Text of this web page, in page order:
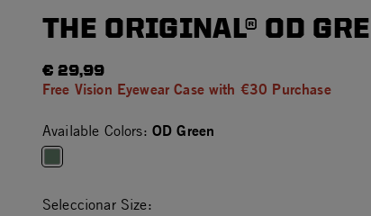
THE ORIGINAL® OD
€ 29,99
Free Vision Eyewear Case with €30 Purchase
Available Colors: OD Green
Seleccionar Size: